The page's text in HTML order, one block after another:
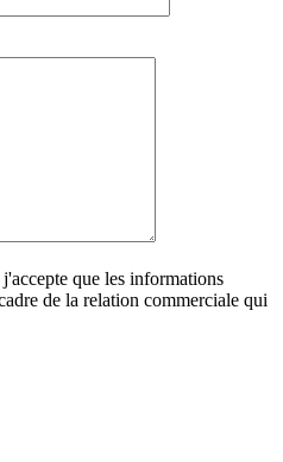
que les informations
de la relation commerciale qui